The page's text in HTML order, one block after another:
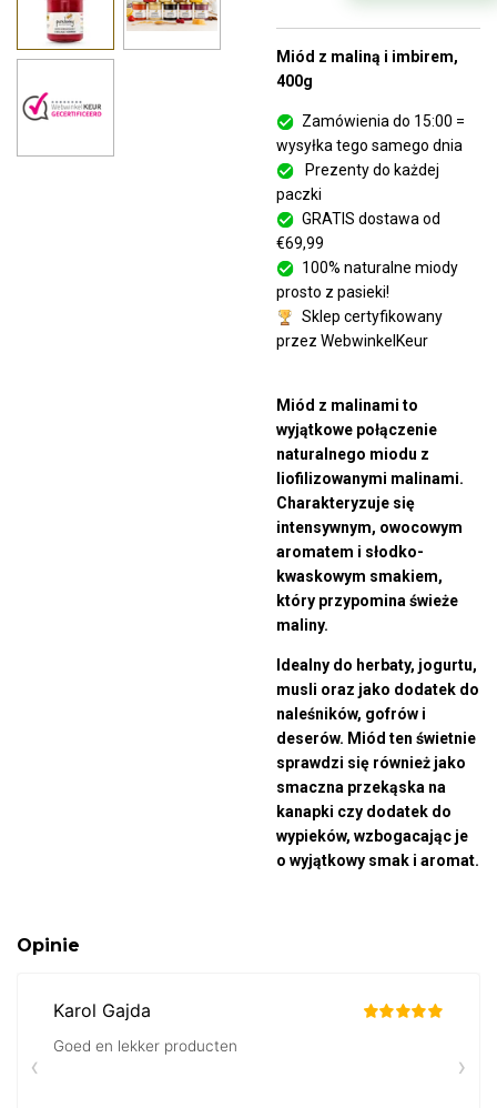
Miód z maliną i imbirem,
400g
Zamówienia do 15:00 =
wysyłka tego samego dnia
Prezenty do każdej
paczki
GRATIS dostawa od
€69,99
100% naturalne miody
prosto z pasieki!
Sklep certyfikowany
przez WebwinkelKeur
Miód z malinami to
wyjątkowe połączenie
naturalnego miodu z
liofilizowanymi malinami.
Charakteryzuje się
intensywnym, owocowym
aromatem i słodko-
kwaskowym smakiem,
który przypomina świeże
maliny.
Idealny do herbaty, jogurtu,
musli oraz jako dodatek do
naleśników, gofrów i
deserów. Miód ten świetnie
sprawdzi się również jako
smaczna przekąska na
kanapki czy dodatek do
wypieków, wzbogacając je
o wyjątkowy smak i aromat.
Opinie